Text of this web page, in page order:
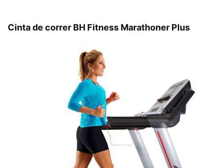
Cinta de correr BH Fitness Marathoner Plus